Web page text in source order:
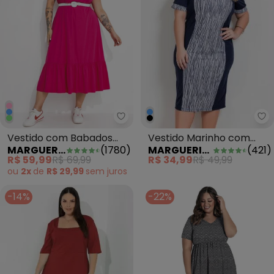
Marguerite - Vestido com
Vestido com Babados
Midi Pink Plus Size
MARGUERITE (1780)
R$ 59,99R$ 69,99
ou 2x de R$ 29,99 sem juros
Vestido Marinho com
Recorte Estampado Plus
Size
MARGUERITE (421)
R$ 34,99R$ 49,99
-14% -22%